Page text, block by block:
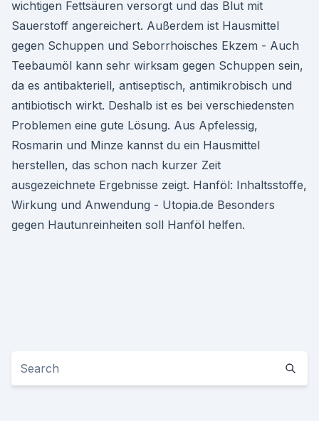
wichtigen Fettsäuren versorgt und das Blut mit
Sauerstoff angereichert. Außerdem ist Hausmittel
gegen Schuppen und Seborrhoisches Ekzem - Auch
Teebaumöl kann sehr wirksam gegen Schuppen sein,
da es antibakteriell, antiseptisch, antimikrobisch und
antibiotisch wirkt. Deshalb ist es bei verschiedensten
Problemen eine gute Lösung. Aus Apfelessig,
Rosmarin und Minze kannst du ein Hausmittel
herstellen, das schon nach kurzer Zeit
ausgezeichnete Ergebnisse zeigt. Hanföl: Inhaltsstoffe,
Wirkung und Anwendung - Utopia.de Besonders
gegen Hautunreinheiten soll Hanföl helfen.